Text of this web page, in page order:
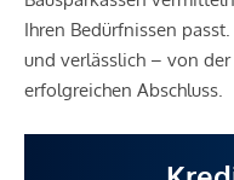
Ihren Bedürfnissen
und verlässlich – von
erfolgreichen Abschluss.